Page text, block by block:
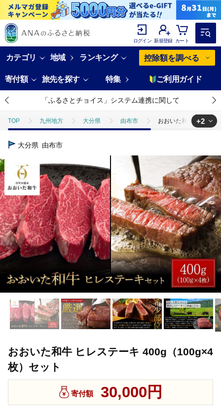
ログイン 新規登録 カート
カテゴリ 地域 ランキング 控除額を調べる
寄付額 旅先を探す 特集 ご利用ガイド
「ふるさとチョイス」システム連携に関して
TOP 九州地方 大分県 由布市 おおいた和牛 ヒレス
TOP
ステーキ(牛肉) おおいた和牛 ヒレス
+2
大分県 由布市
おおいた和牛 ヒレステーキ 400g（100g×4
枚）セット
寄付額 30,000円